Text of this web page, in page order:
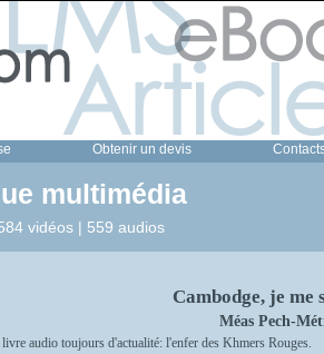
Obtenir un devis
multimédia
vidéos | 559 audios
Cambodge, je me
Méas Pech-
audio toujours d'actualité: l'enfer des Khmers Rouges.